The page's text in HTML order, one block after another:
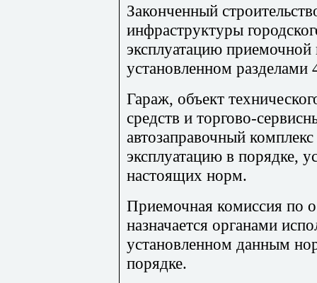
Законченный
инфраструктуры
эксплуатацию приемочной
установленном
Гараж, объект
средств и торгово-
автозаправочный
эксплуатацию в порядке,
настоящих норм.
Приемочная комиссия по
назначается органами
установленном данным
порядке.